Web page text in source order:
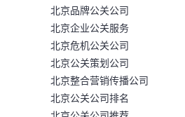
北京品牌公关公司
北京企业公关服务
北京危机公关公司
北京公关策划公司
北京整合营销传播公司
北京公关公司排名